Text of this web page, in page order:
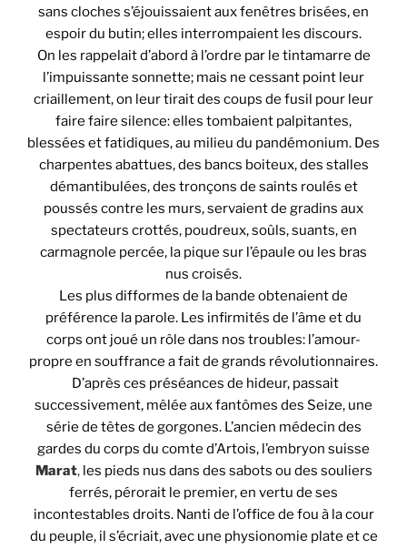
sans cloches s’éjouissaient aux fenêtres brisées, en
espoir du butin; elles interrompaient les discours.
On les rappelait d’abord à l’ordre par le tintamarre de
l’impuissante sonnette; mais ne cessant point leur
criaillement, on leur tirait des coups de fusil pour leur
faire faire silence: elles tombaient palpitantes,
blessées et fatidiques, au milieu du pandémonium. Des
charpentes abattues, des bancs boiteux, des stalles
démantibulées, des tronçons de saints roulés et
poussés contre les murs, servaient de gradins aux
spectateurs crottés, poudreux, soûls, suants, en
carmagnole percée, la pique sur l’épaule ou les bras
nus croisés.
Les plus difformes de la bande obtenaient de
préférence la parole. Les infirmités de l’âme et du
corps ont joué un rôle dans nos troubles: l’amour-
propre en souffrance a fait de grands révolutionnaires.
D’après ces préséances de hideur, passait
successivement, mêlée aux fantômes des Seize, une
série de têtes de gorgones. L’ancien médecin des
gardes du corps du comte d’Artois, l’embryon suisse
Marat,les pieds nus dans des sabots ou des souliers
ferrés, pérorait le premier, en vertu de ses
incontestables droits. Nanti de l’office de fou à la cour
du peuple, il s’écriait, avec une physionomie plate et ce